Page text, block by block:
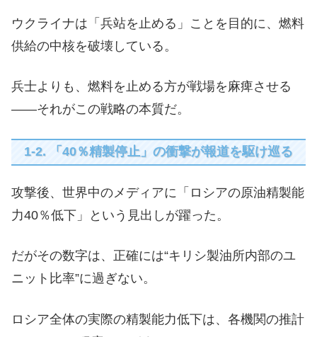
ウクライナは「兵站を止める」ことを目的に、燃料
供給の中核を破壊している。
兵士よりも、燃料を止める方が戦場を麻痺させる
——それがこの戦略の本質だ。
1-2. 「40％精製停止」の衝撃が報道を駆け巡る
攻撃後、世界中のメディアに「ロシアの原油精製能
力40％低下」という見出しが躍った。
だがその数字は、正確には“キリシ製油所内部のユ
ニット比率”に過ぎない。
ロシア全体の実際の精製能力低下は、各機関の推計